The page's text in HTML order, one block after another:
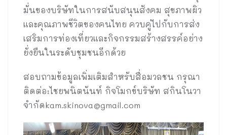
มั่นของบริษัทในการสนับสนุนสังคม สุขภาพผิว
และคุณภาพชีวิตของคนไทย ควบคู่ไปกับการส่ง
เสริมการท่องเที่ยวและกิจกรรมสร้างสรรค์อย่าง
ยั่งยืนในระดับชุมชนอีกด้วย
สอบถามข้อมูลเพิ่มเติมสำหรับสื่อมวลชน กรุณา
ติดต่อ:ไชยพนิตนันท์ กิจโมกข์บริษัท สกินโนวา
จำกัดkam.skinova@gmail.com